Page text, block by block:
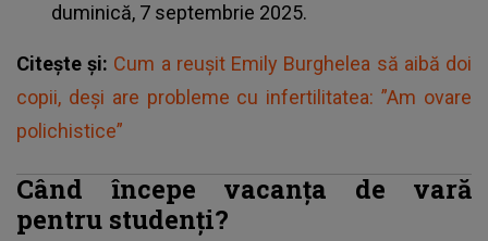
duminică, 7 septembrie 2025.
Citește și: Cum a reușit Emily Burghelea să aibă doi
copii, deși are probleme cu infertilitatea: ”Am ovare
polichistice”
Când începe vacanța de vară
pentru studenți?